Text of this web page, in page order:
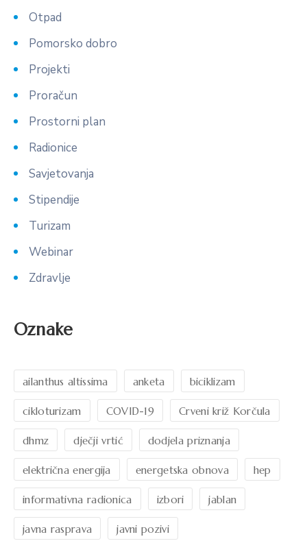
Otpad
Pomorsko dobro
Projekti
Proračun
Prostorni plan
Radionice
Savjetovanja
Stipendije
Turizam
Webinar
Zdravlje
Oznake
ailanthus altissima anketa biciklizam
cikloturizam COVID-19 Crveni križ Korčula
dhmz dječji vrtić dodjela priznanja
električna energija energetska obnova hep
informativna radionica izbori jablan
javna rasprava javni pozivi